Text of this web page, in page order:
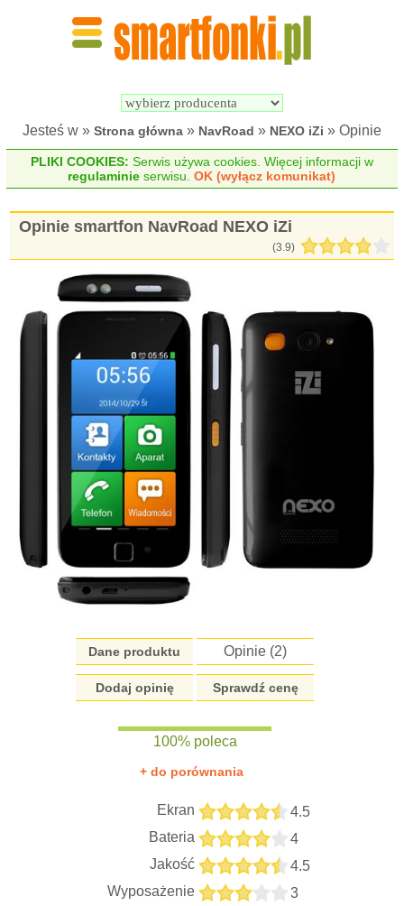
Jesteś w » Strona główna » NavRoad » NEXO iZi » Opinie
PLIKI COOKIES: Serwis używa cookies. Więcej informacji w
regulaminie serwisu.OK (wyłącz komunikat)
Opinie smartfon NavRoad NEXO iZi
(3.9)
Dane produktu Opinie (2)
Dodaj opinię Sprawdź cenę
100% poleca
+ do porównania
Ekran
4.5
Bateria
4
Jakość
4.5
Wyposażenie
3